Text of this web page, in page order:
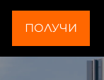
ПОЛУЧИ